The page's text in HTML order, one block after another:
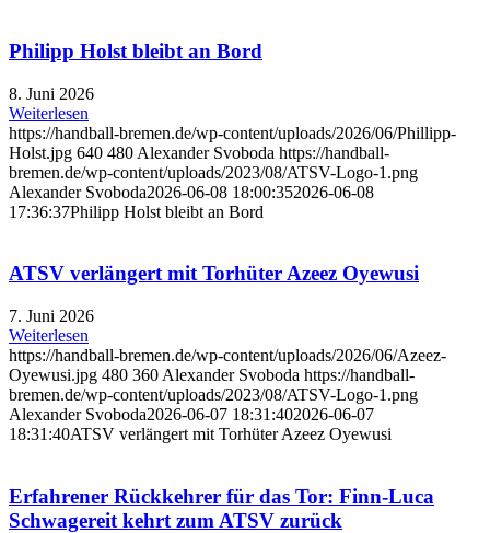
Philipp Holst bleibt an Bord
8. Juni 2026
Weiterlesen
https://handball-bremen.de/wp-content/uploads/2026/06/Phillipp-
Holst.jpg 640 480 Alexander Svoboda https://handball-
bremen.de/wp-content/uploads/2023/08/ATSV-Logo-1.png
Alexander Svoboda2026-06-08 18:00:352026-06-08
17:36:37Philipp Holst bleibt an Bord
ATSV verlängert mit Torhüter Azeez Oyewusi
7. Juni 2026
Weiterlesen
https://handball-bremen.de/wp-content/uploads/2026/06/Azeez-
Oyewusi.jpg 480 360 Alexander Svoboda https://handball-
bremen.de/wp-content/uploads/2023/08/ATSV-Logo-1.png
Alexander Svoboda2026-06-07 18:31:402026-06-07
18:31:40ATSV verlängert mit Torhüter Azeez Oyewusi
Erfahrener Rückkehrer für das Tor: Finn-Luca
Schwagereit kehrt zum ATSV zurück